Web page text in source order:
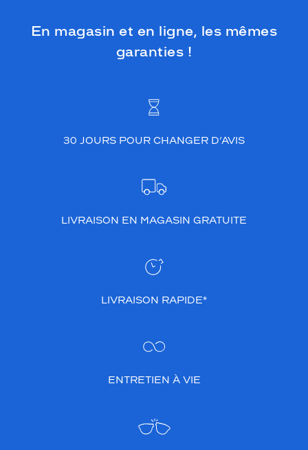
En magasin et en ligne, les mêmes
garanties !
30 JOURS POUR CHANGER D’AVIS
LIVRAISON EN MAGASIN GRATUITE
LIVRAISON RAPIDE*
ENTRETIEN À VIE